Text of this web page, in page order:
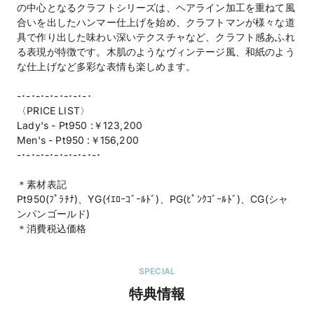
の中心となるクラフトシリーズは、ヘアライン加工を重ねて風
合いを出したハンマー仕上げを始め、クラフトマンが様々な道
具で作り出した味わい深いテクスチャなど、クラフト感あふれ
る表現が特徴です。木肌のようなヴィンテージ風、和紙のよう
な仕上げなど多彩な表情も楽しめます。
-･-･-･-･-･-･-･-･
〈PRICE LIST〉
Lady's - Pt950 :￥123,200
Men's - Pt950 :￥156,200
-･-･-･-･-･-･-･-･-･
＊素材表記
Pt950(ﾌﾟﾗﾁﾅ)、YG(ｲｴﾛｰｺﾞｰﾙﾄﾞ)、PG(ﾋﾟﾝｸｺﾞｰﾙﾄﾞ)、CG(シャ
ンパンゴールド)
＊消費税込価格
SPECIAL
特典情報